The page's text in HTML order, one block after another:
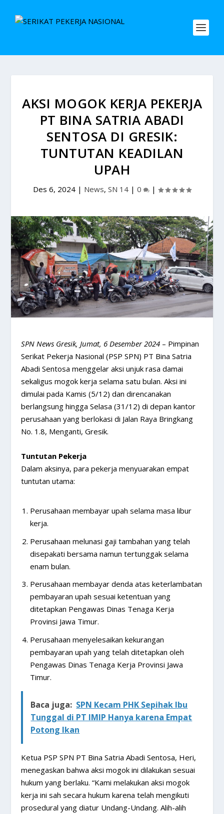
AKSI MOGOK KERJA PEKERJA
PT BINA SATRIA ABADI
SENTOSA DI GRESIK:
TUNTUTAN KEADILAN
UPAH
Des 6, 2024 | News, SN 14 | 0 |
SPN News Gresik, Jumat, 6 Desember 2024 – Pimpinan
Serikat Pekerja Nasional (PSP SPN) PT Bina Satria
Abadi Sentosa menggelar aksi unjuk rasa damai
sekaligus mogok kerja selama satu bulan. Aksi ini
dimulai pada Kamis (5/12) dan direncanakan
berlangsung hingga Selasa (31/12) di depan kantor
perusahaan yang berlokasi di Jalan Raya Bringkang
No. 1.8, Menganti, Gresik.
Tuntutan Pekerja
Dalam aksinya, para pekerja menyuarakan empat
tuntutan utama:
Perusahaan membayar upah selama masa libur
kerja.
Perusahaan melunasi gaji tambahan yang telah
disepakati bersama namun tertunggak selama
enam bulan.
Perusahaan membayar denda atas keterlambatan
pembayaran upah sesuai ketentuan yang
ditetapkan Pengawas Dinas Tenaga Kerja
Provinsi Jawa Timur.
Perusahaan menyelesaikan kekurangan
pembayaran upah yang telah ditetapkan oleh
Pengawas Dinas Tenaga Kerja Provinsi Jawa
Timur.
Baca juga: SPN Kecam PHK Sepihak Ibu
Tunggal di PT IMIP Hanya karena Empat
Potong Ikan
Ketua PSP SPN PT Bina Satria Abadi Sentosa, Heri,
menegaskan bahwa aksi mogok ini dilakukan sesuai
hukum yang berlaku. “Kami melakukan aksi mogok
kerja ini sah secara hukum karena telah mengikuti
prosedural yang diatur Undang-Undang. Alih-alih